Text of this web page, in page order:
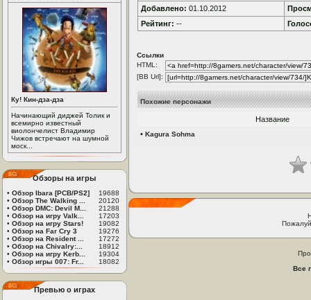
Ку! Кин-дза-дза
Начинающий диджей Толик и
всемирно известный
виолончелист Владимир
Чижов встречают на шумной
моск...
Обзоры на игры
• Обзор Ibara [PCB/PS2]
19688
• Обзор The Walking ...
20120
• Обзор DMC: Devil M...
21288
• Обзор на игру Valk...
17203
• Обзор на игру Stars!
19082
• Обзор на Far Cry 3
19276
• Обзор на Resident ...
17272
• Обзор на Chivalry:...
18912
• Обзор на игру Kerb...
19304
• Обзор игры 007: Fr... 18082
Превью о играх
Добавлено: 01.10.2012
Рейтинг: --
Ссылки
HTML:
[BB Url]:
Похожие персонажи
Название
• Kagura Sohma
Все